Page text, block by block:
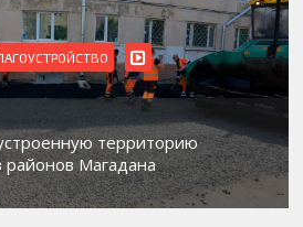
ВИДЕОРЕПОРТАЖИ
Магадан присоединился к
работе с несовершеннолетними из
социального риска «Переправа»